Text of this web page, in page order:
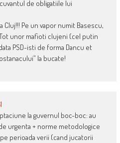
de obligatiile lui
Cluj!!! Pe un vapor numit Basescu,
unor mafioti clujeni (cel putin
PSD-isti de forma Dancu et
la bucate!
la guvernul boc-boc: au
urgenta + norme metodologice
perioada verii (cand jucatorii